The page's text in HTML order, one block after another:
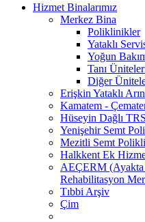
Hizmet Binalarımız
Merkez Bina
Poliklinikler
Yataklı
Yoğun
Tanı
Diğer
Erişkin Yataklı
Kamatem -
Hüseyin Dağlı
Yenişehir Semt
Mezitli Semt
Halkkent Ek
AEÇERM
Rehabilitasyon
Tıbbi Arşiv
Çim